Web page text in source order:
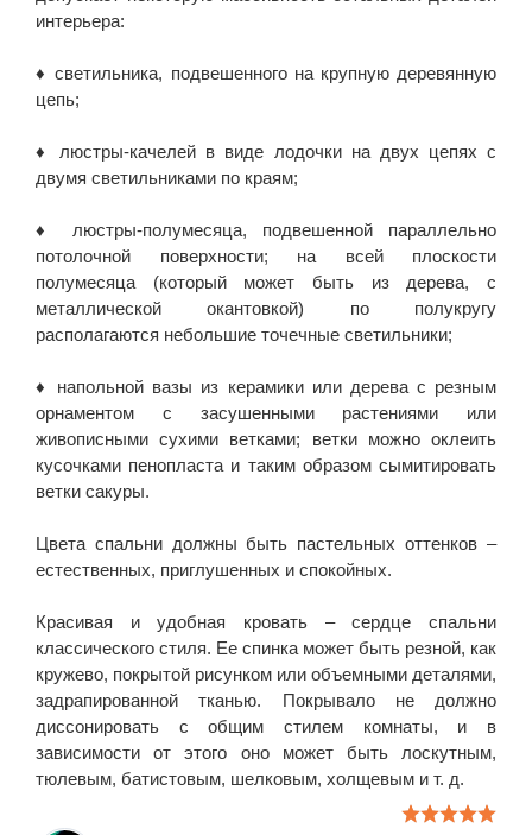
интерьера:
♦ светильника, подвешенного на крупную деревянную
цепь;
♦ люстры-качелей в виде лодочки на двух цепях с
двумя светильниками по краям;
♦ люстры-полумесяца, подвешенной параллельно
потолочной поверхности; на всей плоскости
полумесяца (который может быть из дерева, с
металлической окантовкой) по полукругу
располагаются небольшие точечные светильники;
♦ напольной вазы из керамики или дерева с резным
орнаментом с засушенными растениями или
живописными сухими ветками; ветки можно оклеить
кусочками пенопласта и таким образом сымитировать
ветки сакуры.
Цвета спальни должны быть пастельных оттенков –
естественных, приглушенных и спокойных.
Красивая и удобная кровать – сердце спальни
классического стиля. Ее спинка может быть резной, как
кружево, покрытой рисунком или объемными деталями,
задрапированной тканью. Покрывало не должно
диссонировать с общим стилем комнаты, и в
зависимости от этого оно может быть лоскутным,
тюлевым, батистовым, шелковым, холщевым и т. д.